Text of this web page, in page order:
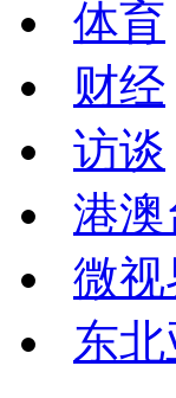
体育
财经
访谈
港
微视
东北